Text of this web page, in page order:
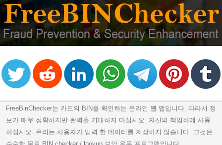
FreeBinChecker는 카드의 BIN을 확인하는 온라인 웹 앱입니다. 따라서 정
보가 매우 정확하지만 완벽을 기대하지 마십시오. 자신의 책임하에 사용
하십시오. 우리는 사용자가 입력 한 데이터를 저장하지 않습니다. 그것은